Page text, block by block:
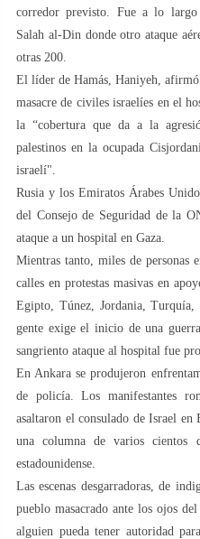
corredor previsto. Fue a lo
Salah al-Din donde otro ataque
otras 200.
El líder de Hamás, Haniyeh, afirmó
masacre de civiles israelíes en el
la “cobertura que da a la
palestinos en la ocupada
israelí".
Rusia y los Emiratos Árabes
del Consejo de Seguridad de la
ataque a un hospital en Gaza.
Mientras tanto, miles de personas
calles en protestas masivas en
Egipto, Túnez, Jordania,
gente exige el inicio de una
sangriento ataque al hospital fue
En Ankara se produjeron
de policía. Los manifestantes
asaltaron el consulado de Israel
una columna de varios cientos
estadounidense.
Las escenas desgarradoras, de
pueblo masacrado ante los ojos
alguien pueda tener autoridad